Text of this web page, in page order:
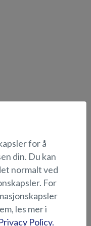
*
for å
din. Du kan
normalt ved
For
les mer i
Policy.